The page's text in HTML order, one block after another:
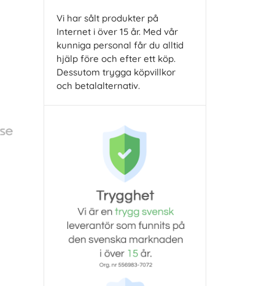
Vi har sålt produkter på
Internet i över 15 år. Med vår
kunniga personal får du alltid
hjälp före och efter ett köp.
Dessutom trygga köpvillkor
och betalalternativ.